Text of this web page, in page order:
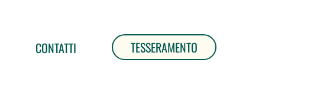
CONTATTI TESSERAMENTO